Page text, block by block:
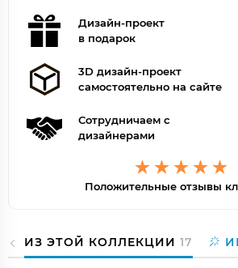
Дизайн-проект
в подарок
3D дизайн-проект
самостоятельно на сайте
Сотрудничаем с
дизайнерами
Положительные отзывы
ИЗ ЭТОЙ КОЛЛЕКЦИИ 17